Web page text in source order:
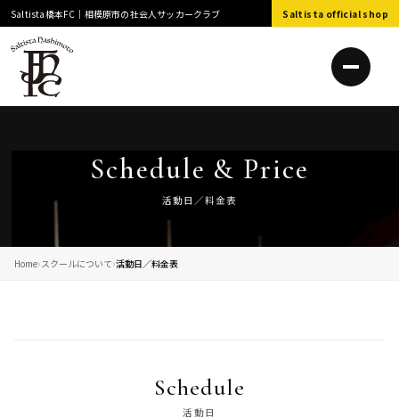
Saltista橋本FC｜相模原市の社会人サッカークラブ Saltista official shop
Schedule & Price
活動日／料金表
Home スクールについて 活動日／料金表
Schedule
活動日